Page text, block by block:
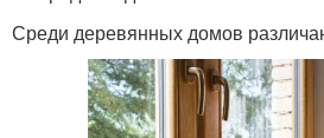
Среди деревянных домов